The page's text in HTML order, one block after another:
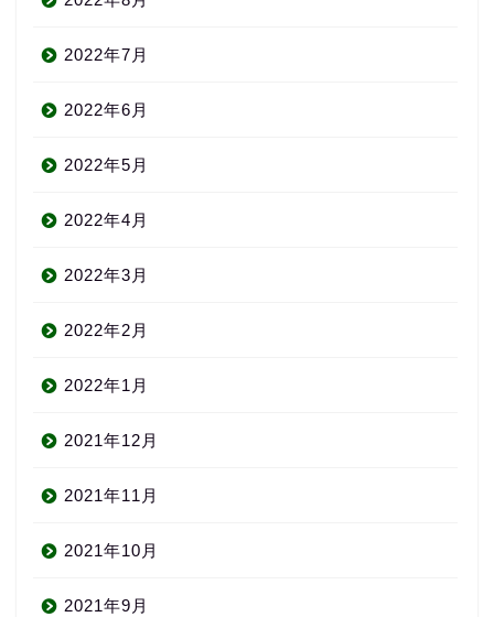
2022年7月
2022年6月
2022年5月
2022年4月
2022年3月
2022年2月
2022年1月
2021年12月
2021年11月
2021年10月
2021年9月